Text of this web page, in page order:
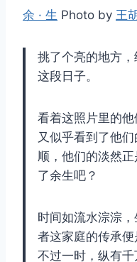
余 · 生 Photo by 王
挑了个亮的地方
这段日子。
看着这照片里的他
又似乎看到了他
顺，他们的淡然
了余生吧？
时间如流水淙淙
者这家庭的传承
不过一时，纵有千